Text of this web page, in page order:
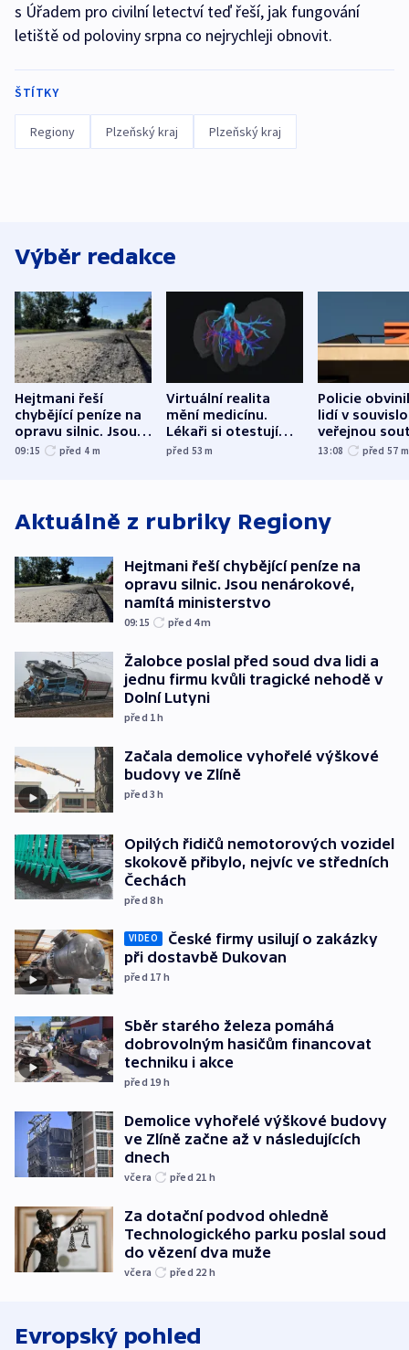
s Úřadem pro civilní letectví teď řeší, jak fungování
letiště od poloviny srpna co nejrychleji obnovit.
ŠTÍTKY
Regiony Plzeňský kraj Plzeňský kraj
Výběr redakce
Hejtmani řeší
chybějící peníze na
opravu silnic. Jsou
nenárokové, namítá
09:15 před 4 m
Virtuální realita
mění medicínu.
Lékaři si otestují
každý řez, říká
před 53m
Policie
lidí v
veřejnou
Správy
13:08 před 57 m
Aktuálně z rubriky Regiony
Hejtmani řeší chybějící peníze na
opravu silnic. Jsou nenárokové,
namítá ministerstvo
09:15 před 4m
Žalobce poslal před soud dva lidi a
jednu firmu kvůli tragické nehodě v
Dolní Lutyni
před 1h
Začala demolice vyhořelé výškové
budovy ve Zlíně
před 3h
Opilých řidičů nemotorových vozidel
skokově přibylo, nejvíc ve středních
Čechách
před 8h
VIDEO
České firmy usilují o zakázky
při dostavbě Dukovan
před 17 h
Sběr starého železa pomáhá
dobrovolným hasičům financovat
techniku i akce
před 19 h
Demolice vyhořelé výškové budovy
ve Zlíně začne až v následujících
dnech
včera před 21 h
Za dotační podvod ohledně
Technologického parku poslal soud
do vězení dva muže
včera před 22 h
Evropský pohled